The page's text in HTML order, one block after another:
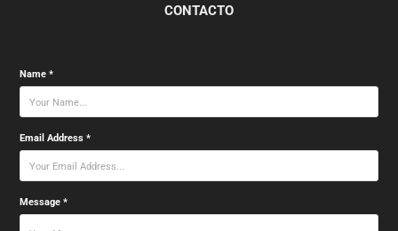
CONTACTO
Name *
Email Address *
Message *